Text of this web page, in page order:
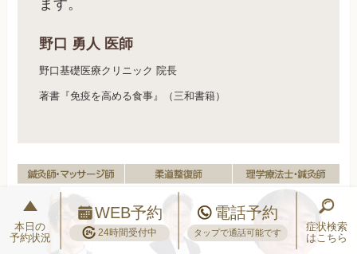
ます。
野口 勇人 医師
野口基礎医療クリニック 院長
著書『免疫を高める食事』（三和書籍）
本日の
予約状況
WEB予約
24時間受付中
電話予約
タップで通話可能です
症状検索
はこちら